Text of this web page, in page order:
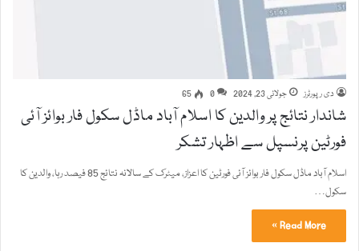
دی رپورٹرز جولائی 23, 2024 0
65
شاندار نتائج پر والدین کا اسلام آباد ماڈل سکول فار بوائز آئی
فورٹین پرنسپل سے اظہار تشکر
اسلام آباد ماڈل سکول فار بوائز آئی فورٹین کا اعزاز، میٹرک کے سالانہ نتائج 85 فیصد رہا، والدین کا
سکول…
Read More »